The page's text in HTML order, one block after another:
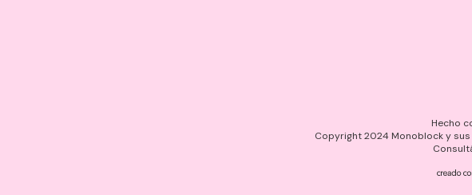
Hecho
Copyright 2024 Monoblock y